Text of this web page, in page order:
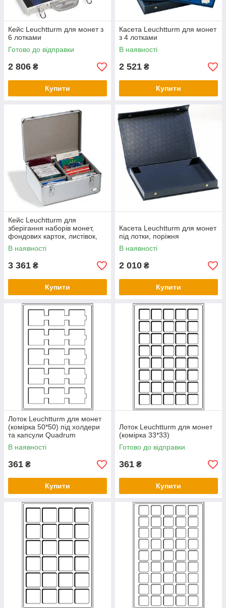
Кейс Leuchtturm для монет з
6 лотками
Готово до відправки
2 806 ₴
Купити
Касета Leuchtturm для монет
з 4 лотками
В наявності
2 521 ₴
Купити
Кейс Leuchtturm для
зберігання наборів монет,
фондових карток, листівок,
конвертів, сріблястий
В наявності
3 361 ₴
Купити
Касета Leuchtturm для монет
під лотки, поріжня
В наявності
2 010 ₴
Купити
Лоток Leuchtturm для монет
(комірка 50*50) під холдери
та капсули Quadrum
В наявності
361 ₴
Купити
Лоток Leuchtturm для монет
(комірка 33*33)
Готово до відправки
361 ₴
Купити